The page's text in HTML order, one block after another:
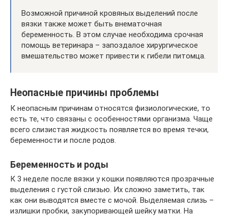
Возможной причиной кровяных выделений после
вязки также может быть внематочная
беременность. В этом случае необходима срочная
помощь ветеринара – запоздалое хирургическое
вмешательство может привести к гибели питомца.
Неопасные причины проблемы
К неопасным причинам относятся физиологические, то
есть те, что связаны с особенностями организма. Чаще
всего слизистая жидкость появляется во время течки,
беременности и после родов.
Беременность и роды
К 3 неделе после вязки у кошки появляются прозрачные
выделения с густой слизью. Их сложно заметить, так
как они выводятся вместе с мочой. Выделяемая слизь –
излишки пробки, закупоривающей шейку матки. На